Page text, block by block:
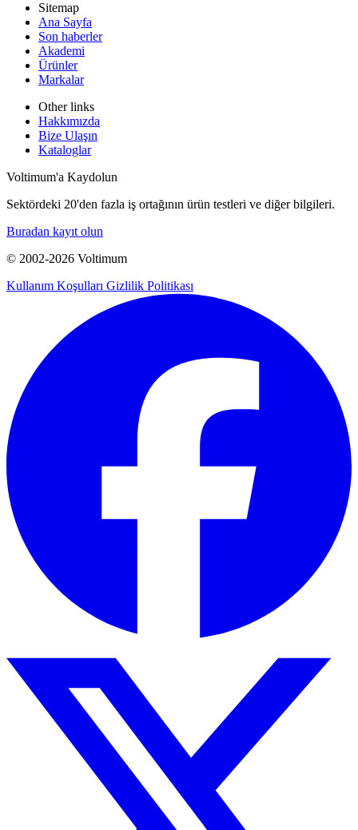
Sitemap
Ana Sayfa
Son haberler
Akademi
Ürünler
Markalar
Other links
Hakkımızda
Bize Ulaşın
Kataloglar
Voltimum'a Kaydolun
Sektördeki 20'den fazla iş ortağının ürün testleri ve diğer bilgileri.
Buradan kayıt olun
© 2002-2026 Voltimum
Kullanım Koşulları Gizlilik Politikası